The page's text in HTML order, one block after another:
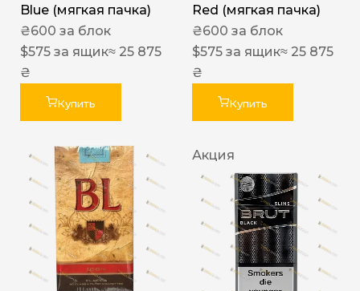
Blue (мягкая пачка)
₴600 за блок
$575 за ящик≈ 25 875
₴
Купить
Red (мягкая пачка)
₴600 за блок
$575 за ящик≈ 25 875
₴
Купить
Акция